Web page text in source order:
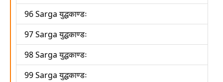
96 Sarga युद्धकाण्डः
97 Sarga युद्धकाण्डः
98 Sarga युद्धकाण्डः
99 Sarga युद्धकाण्डः